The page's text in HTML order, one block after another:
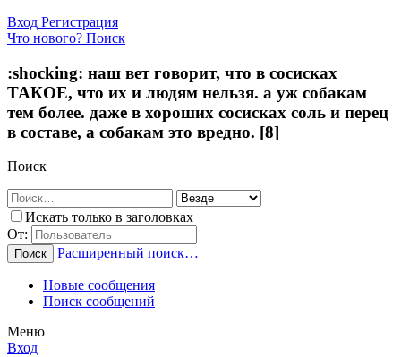
Вход Регистрация
Что нового? Поиск
:shocking: наш вет говорит, что в сосисках
ТАКОЕ, что их и людям нельзя. а уж собакам
тем более. даже в хороших сосисках соль и перец
в составе, а собакам это вредно. [8]
Поиск
Искать только в заголовках
От:
Поиск Расширенный поиск…
Новые сообщения
Поиск сообщений
Меню
Вход